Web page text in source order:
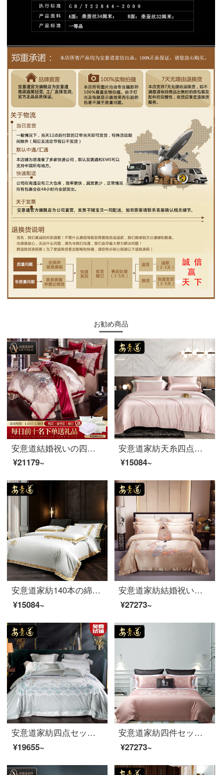
お勧め商品
安意道結婚祝いの四点セットの綿のジャカードの寝具欧式結婚祝いセットの純綿のシーツ布団にはベッドの旗の刺繍が多くセットされています。盛世の美顔です。赤い十点セットは1.8 M/2.0 Mです。
¥21179~
安意道家紡天糸四点セット高級豪華100本の両面の蘭精天糸の軽奢な布団カバーシーツの寝具、夏高級ベッド用品の蘇紫-四点セットのオーダーメイドタイプ(248*248芯に適合)
¥15084~
安意道家紡140本の綿の4つのセットの綿の純綿の寝具現代シンプルな風の古典的な純色のシーツの布団カバーの4つのセットのウィルホワイト-4つのカバーのシーツのタイプは2.0 Mベッドです。
¥15084~
安意道家紡結婚祝いの四点セットの綿純綿寝具140本の綿重工刺繍シーツカバー中国風結婚セット喜結連理金-六点セットの2.0メートルベッド(220*240芯に適合)
¥27273~
安意道家紡四点セットの綿純綿寝具140本の輸入エジプトの綿欧風シーツ布団カバーイタリアレース刺繍セット夢娜銀灰色1.8メートル/2.0メートルベッド七点セット
¥19655~
安意道家紡四件セットの綿純綿寝具140本の綿の裸寝具布団カバー欧風ハイエンドベッドカバーセットのローマ字夜曲-粉-四件セットの2.0メートルベッド(220*240芯に適合)
¥27273~